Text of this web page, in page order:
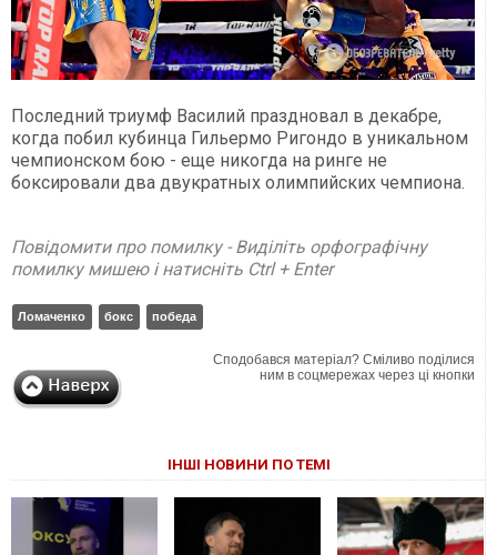
Последний триумф Василий праздновал в декабре,
когда побил кубинца Гильермо Ригондо в уникальном
чемпионском бою - еще никогда на ринге не
боксировали два двукратных олимпийских чемпиона.
Повідомити про помилку - Виділіть орфографічну
помилку мишею і натисніть Ctrl + Enter
Ломаченко бокс победа
Сподобався матеріал? Сміливо поділися
ним в соцмережах через ці кнопки
ІНШІ НОВИНИ ПО ТЕМІ